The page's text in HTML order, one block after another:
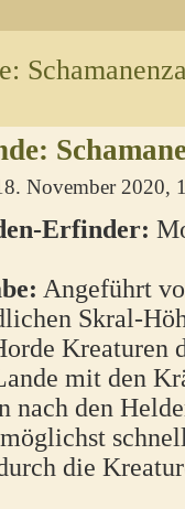
November 2020,
Erfinder:
Angeführt
Skral-
Kreaturen
mit den
nach den
die